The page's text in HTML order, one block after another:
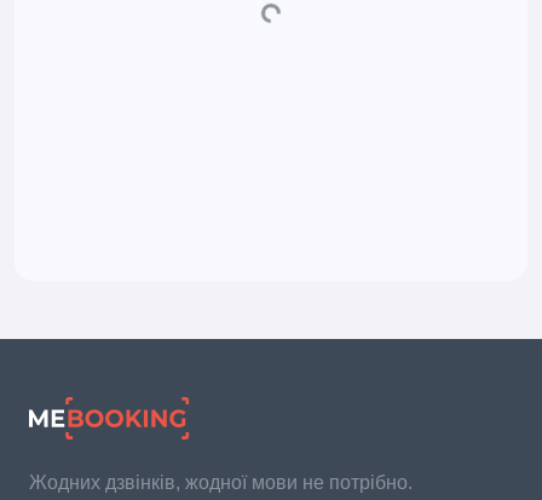
Жодних дзвінків, жодної мови не потрібно.